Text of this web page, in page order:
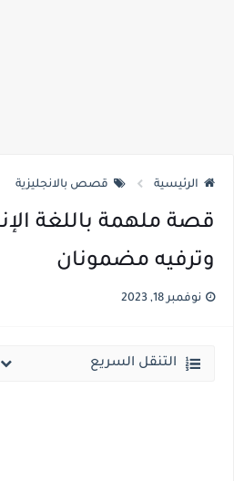
الرئيسية قصص بالانجليزية
قصة ملهمة باللغة
وترفيه مضمونان
نوفمبر 18, 2023
التنقل السريع